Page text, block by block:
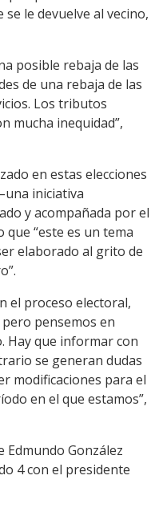
le devuelve al vecino,
posible rebaja de las
de una rebaja de las
Los tributos
mucha inequidad”,
en estas elecciones
iniciativa
y acompañada por el
“este es un tema
elaborado al grito de
el proceso electoral,
pensemos en
Hay que informar con
se generan dudas
modificaciones para el
en el que estamos”,
Edmundo González
4 con el presidente